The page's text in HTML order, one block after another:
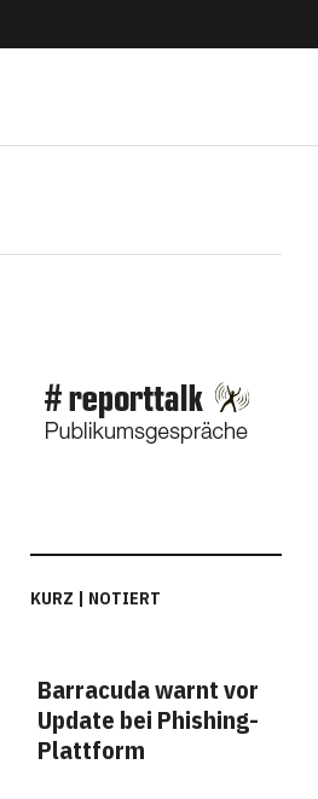
KURZ | NOTIERT
Barracuda warnt vor
Update bei Phishing-
Plattform